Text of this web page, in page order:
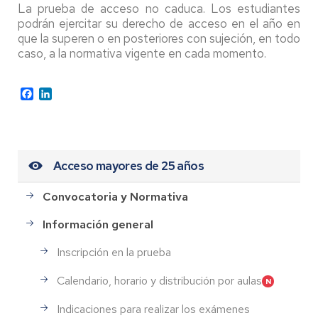
La prueba de acceso no caduca. Los estudiantes
podrán ejercitar su derecho de acceso en el año en
que la superen o en posteriores con sujeción, en todo
caso, a la normativa vigente en cada momento.
Facebook
Acceso mayores de 25 años
Convocatoria y Normativa
Información general
Inscripción en la prueba
Calendario, horario y distribución por aulas
Indicaciones para realizar los exámenes